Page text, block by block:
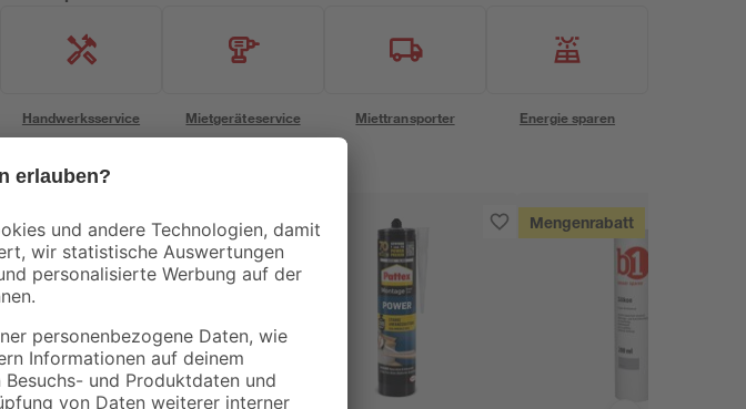
Handwerksservice Mietgeräteservice Miettransporter Energie sparen
Mengenrabatt Mengenrabatt